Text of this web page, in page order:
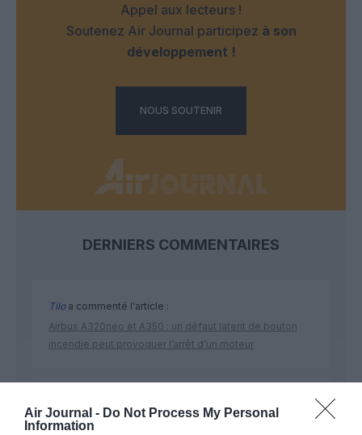
Air Journal - Do Not Process My Personal
Information
Appel aux lecteurs !
Soutenez Air Journal participez à son
développement !
NOUS SOUTENIR
DERNIERS COMMENTAIRES
Tiloa commenté l'article :
Airbus A320neo et A350 : un défaut latent de bouton
incendie peut provoquer l’arrêt d’un moteur
Il s’est masturbé sur une passagère endormie : trois ans